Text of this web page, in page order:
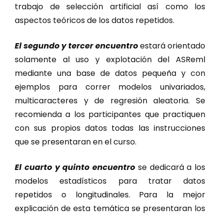
trabajo de selección artificial así como los
aspectos teóricos de los datos repetidos.
El segundo y tercer encuentroestará orientado
solamente al uso y explotación del ASReml
mediante una base de datos pequeña y con
ejemplos para correr modelos univariados,
multicaracteres y de regresión aleatoria. Se
recomienda a los participantes que practiquen
con sus propios datos todas las instrucciones
que se presentaran en el curso.
El cuarto y quinto encuentro se dedicará a los
modelos estadísticos para tratar datos
repetidos o longitudinales. Para la mejor
explicación de esta temática se presentaran los